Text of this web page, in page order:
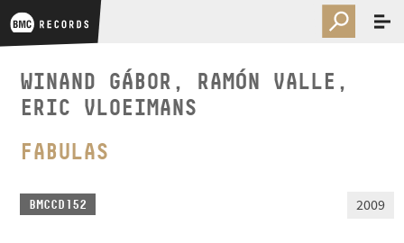
WINAND GÁBOR, RAMÓN VALLE,
ERIC VLOEIMANS
FABULAS
BMCCD152 2009